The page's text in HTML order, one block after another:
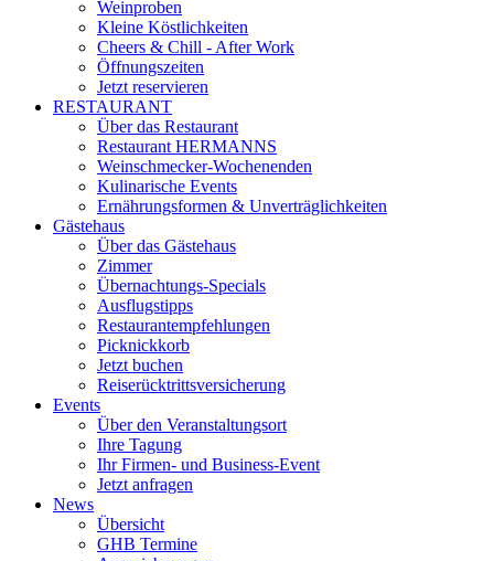
Weinproben
Kleine Köstlichkeiten
Cheers & Chill - After Work
Öffnungszeiten
Jetzt reservieren
RESTAURANT
Über das Restaurant
Restaurant HERMANNS
Weinschmecker-Wochenenden
Kulinarische Events
Ernährungsformen & Unverträglichkeiten
Gästehaus
Über das Gästehaus
Zimmer
Übernachtungs-Specials
Ausflugstipps
Restaurantempfehlungen
Picknickkorb
Jetzt buchen
Reiserücktrittsversicherung
Events
Über den Veranstaltungsort
Ihre Tagung
Ihr Firmen- und Business-Event
Jetzt anfragen
News
Übersicht
GHB Termine